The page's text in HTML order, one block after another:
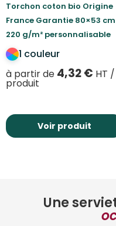
Torchon coton bio Origine
France Garantie 80×53 cm
220 g/m² personnalisable
1 couleur
à partir de 4,32€ HT /
produit
Voir produit
Une